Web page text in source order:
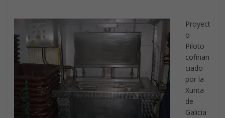
Proyect
o
Piloto
cofinan
ciado
por la
Xunta
de
Galicia